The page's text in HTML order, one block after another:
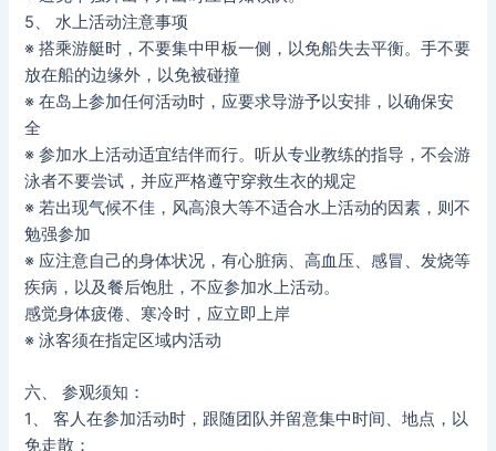
5、 水上活动注意事项
※ 搭乘游艇时，不要集中甲板一侧，以免船失去平衡。手不要
放在船的边缘外，以免被碰撞
※ 在岛上参加任何活动时，应要求导游予以安排，以确保安
全
※ 参加水上活动适宜结伴而行。听从专业教练的指导，不会游
泳者不要尝试，并应严格遵守穿救生衣的规定
※ 若出现气候不佳，风高浪大等不适合水上活动的因素，则不
勉强参加
※ 应注意自己的身体状况，有心脏病、高血压、感冒、发烧等
疾病，以及餐后饱肚，不应参加水上活动。
感觉身体疲倦、寒冷时，应立即上岸
※ 泳客须在指定区域内活动
六、 参观须知：
1、 客人在参加活动时，跟随团队并留意集中时间、地点，以
免走散；